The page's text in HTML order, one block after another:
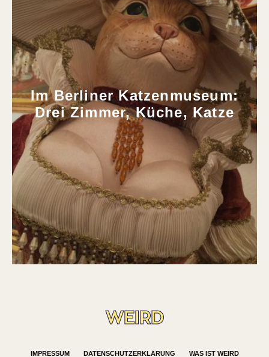
Im Berliner Katzenmuseum:
Drei Zimmer, Küche, Katze
IMPRESSUM DATENSCHUTZERKLÄRUNG WAS IST WEIRD